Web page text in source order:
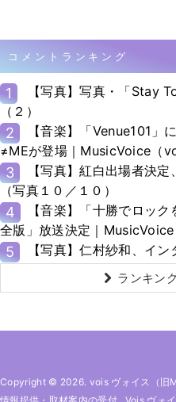
コメントランキング
1
【写真】写真・「Stay
（２）
2
【音楽】「Venue101」
≠MEが登場｜MusicVoice（
3
【写真】紅白出場者決
（写真１０／１０）
4
【音楽】「十勝でロッ
全版」放送決定｜MusicVoice
5 【写真】仁村紗和、イン
ランキン
Copyright © 2026. vois ヴォイス（旧